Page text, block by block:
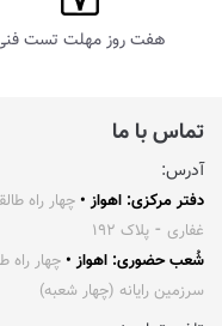
هفت روز مهلت تست
تماس با ما
آدرس:
دفتر مرکزی: اهواز • چهار راه
غفاری ⁃ پلاک ۱۹۲
شُعب حضوری: اهواز •چهار راه
سرزمین رایانه (چهار شعبه)